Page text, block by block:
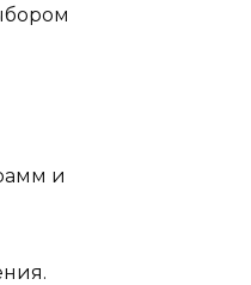
и